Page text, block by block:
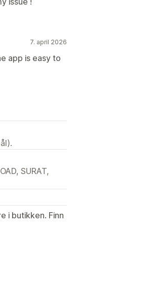
7. april 2026
app is easy to
SURAT,
i butikken. Finn